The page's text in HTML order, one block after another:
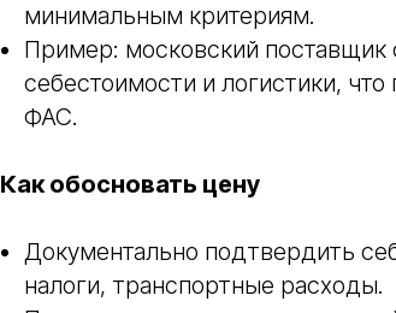
минимальным критериям.
Пример: московский поставщик
себестоимости и логистики,
ФАС.
Как обосновать цену
Документально подтвердить
налоги, транспортные расходы.